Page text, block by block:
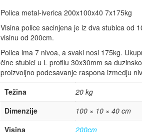
Polica metal-iverica 200x100x40 7x175kg
Visina police sacinjena je iz dva stubica od
visinu od 200cm.
Polica ima 7 nivoa, a svaki nosi 175kg.
čine stubici u L profilu 30x30mm sa
proizvoljno podesavanje raspona izmedju
Težina
20 kg
Dimenzije
100 × 10 × 40 cm
Visina
200cm